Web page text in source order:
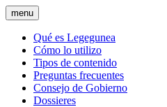
menu
Qué es Legegunea
Cómo lo utilizo
Tipos de contenido
Preguntas frecuentes
Consejo de Gobierno
Dossieres